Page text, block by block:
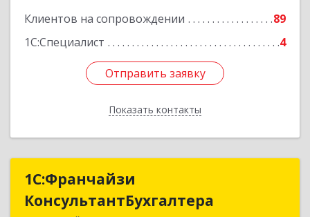
Клиентов на сопровождении
89
1С:Специалист
4
Отправить заявку
Показать контакты
Отправить заявку
Назад
1С:Франчайзи
КонсультантБухгалтера
КонсультантБухгалтера